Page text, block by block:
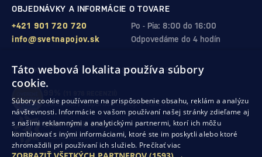
OBJEDNÁVKY A INFORMÁCIE O TOVARE
Po - Pia: 8:00 do 16:00
+421 901 720 720
Odpovedáme do 4 hodín
info@svetnapojov.sk
ZÁRUKA KVALITY A VAŠEJ SPOKOJNOSTI
zákazníkov odporúča nákup v našom obchode
SHOP ROKU 2024
10. rok po sebesme získali ocenenie od Heureka
Táto webová lokalita používa súbory
cookie.
Súbory cookie používame na prispôsobenie obsahu, reklám a analýzu
návštevnosti. Informácie o vašom používaní našej stránky zdieľame aj
s našimi reklamnými a analytickými partnermi, ktorí ich môžu
kombinovať s inými informáciami, ktoré ste im poskytli alebo ktoré
zhromaždili pri používaní ich služieb. Prečítať viac